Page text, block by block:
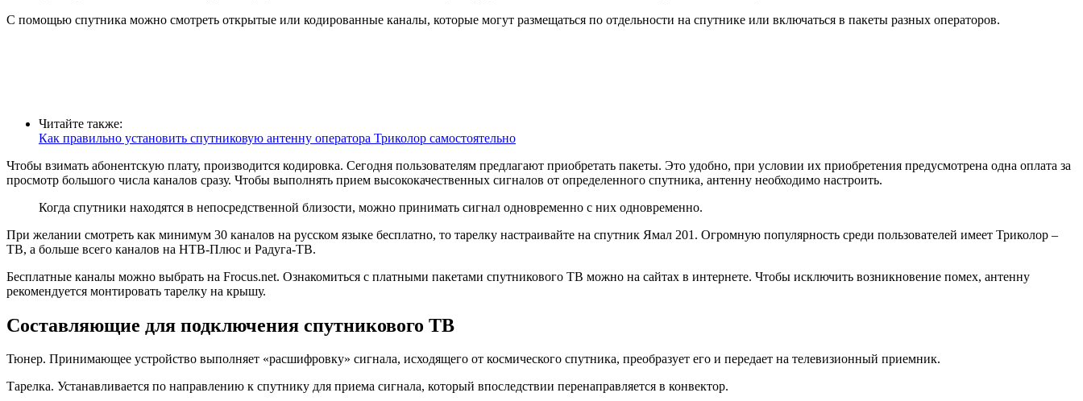
С помощью спутника можно смотреть открытые или кодированные каналы, которые могут размещаться по отдельности на спутнике или включаться в пакеты разных операторов.
Читайте также:
Как правильно установить спутниковую антенну оператора Триколор самостоятельно
Чтобы взимать абонентскую плату, производится кодировка. Сегодня пользователям предлагают приобретать пакеты. Это удобно, при условии их приобретения предусмотрена одна оплата за
просмотр большого числа каналов сразу. Чтобы выполнять прием высококачественных сигналов от определенного спутника, антенну необходимо настроить.
Когда спутники находятся в непосредственной близости, можно принимать сигнал одновременно с них одновременно.
При желании смотреть как минимум 30 каналов на русском языке бесплатно, то тарелку настраивайте на спутник Ямал 201. Огромную популярность среди пользователей имеет Триколор –
ТВ, а больше всего каналов на НТВ-Плюс и Радуга-ТВ.
Бесплатные каналы можно выбрать на Frocus.net. Ознакомиться с платными пакетами спутникового ТВ можно на сайтах в интернете. Чтобы исключить возникновение помех, антенну
рекомендуется монтировать тарелку на крышу.
Составляющие для подключения спутникового ТВ
Тюнер. Принимающее устройство выполняет «расшифровку» сигнала, исходящего от космического спутника, преобразует его и передает на телевизионный приемник.
Тарелка. Устанавливается по направлению к спутнику для приема сигнала, который впоследствии перенаправляется в конвектор.